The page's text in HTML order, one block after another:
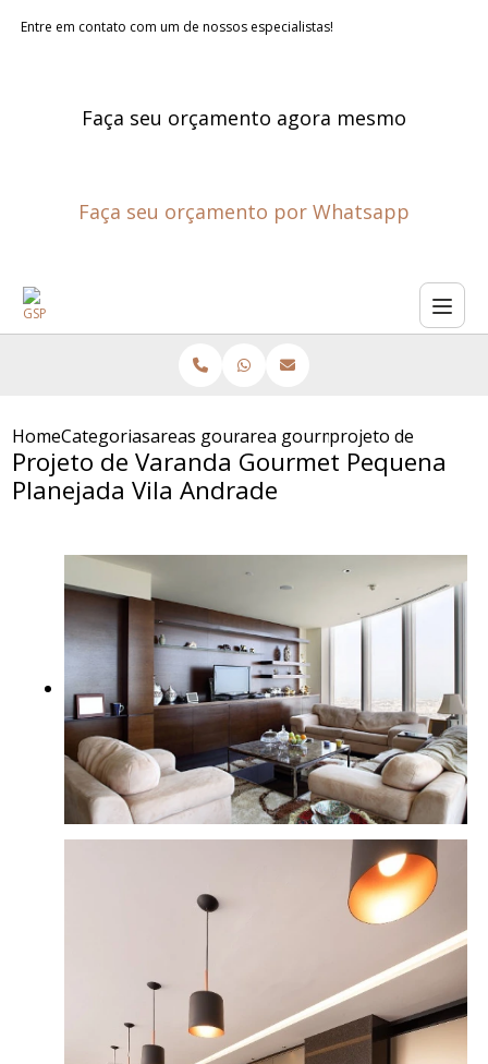
Entre em contato com um de nossos especialistas!
Faça seu orçamento agora mesmo
Faça seu orçamento por Whatsapp
HomeCategoriasareas gourmet planejadas
area gourmet planejada
projeto de
Projeto de Varanda Gourmet Pequena
Planejada Vila Andrade